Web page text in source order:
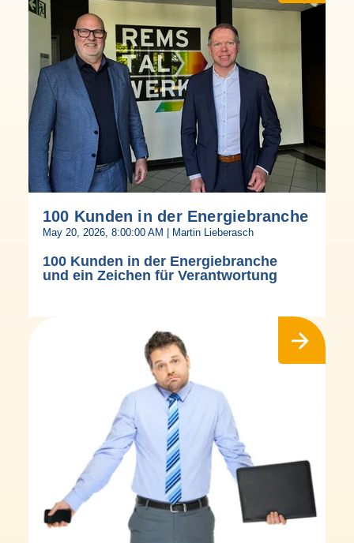
100 Kunden in der Energiebranche
May 20, 2026, 8:00:00 AM | Martin Lieberasch
100 Kunden in der Energiebranche
und ein Zeichen für Verantwortung